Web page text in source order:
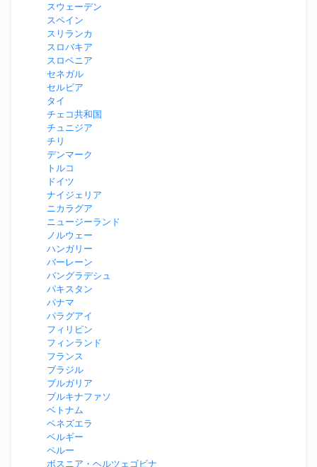
スウェーデン
スペイン
スリランカ
スロバキア
スロベニア
セネガル
セルビア
タイ
チェコ共和国
チュニジア
チリ
デンマーク
トルコ
ドイツ
ナイジェリア
ニカラグア
ニュージーランド
ノルウェー
ハンガリー
バーレーン
バングラデシュ
パキスタン
パナマ
パラグアイ
フィリピン
フィンランド
フランス
ブラジル
ブルガリア
ブルキナファソ
ベトナム
ベネズエラ
ベルギー
ペルー
ボスニア・ヘルツェゴビナ